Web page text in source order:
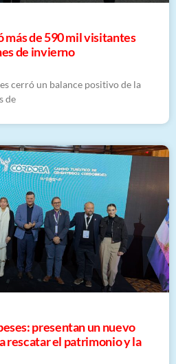
más de 590 mil visitantes
de invierno
cerró un balance positivo de la
de
presentan un nuevo
rescatar el patrimonio y la